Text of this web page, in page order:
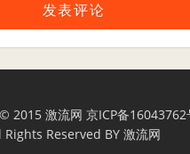
2015 激流网 京ICP备16043762
Rights Reserved BY 激流网